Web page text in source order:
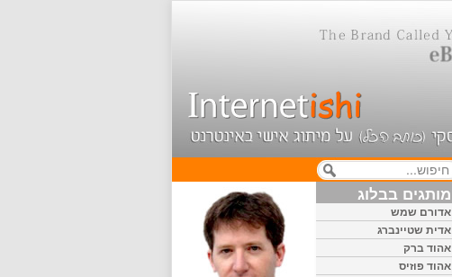
מותגים בבלוג
אדורם שמש
אדית שטיינברג
אהוד ברק
אהוד פוזיס